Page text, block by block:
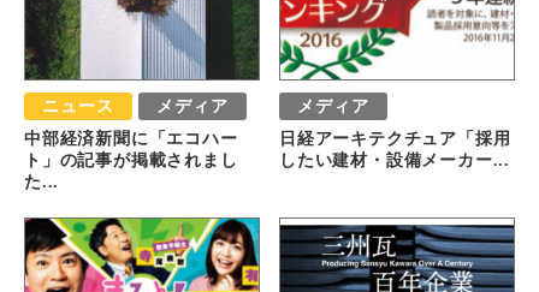
ニュース メディア
中部経済新聞に「エコハー
ト」の記事が掲載されまし
た...
メディア
日経アーキテクチュア「採用
したい建材・設備メーカー...